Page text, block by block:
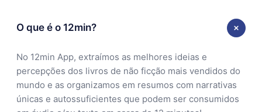
O que é o 12min?
No 12min App, extraímos as melhores ideias e
percepções dos livros de não ficção mais vendidos do
mundo e as organizamos em resumos com narrativas
únicas e autossuficientes que podem ser consumidos